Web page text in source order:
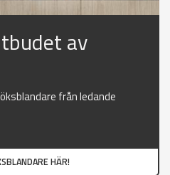
av
från ledande
HÄR!